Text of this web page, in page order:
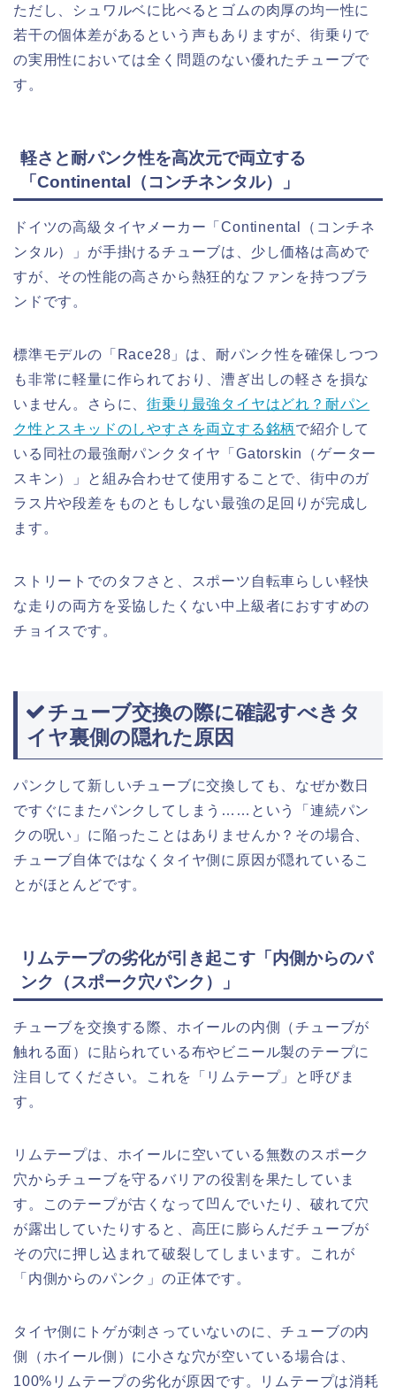
ただし、シュワルベに比べるとゴムの肉厚の均一性に
若干の個体差があるという声もありますが、街乗りで
の実用性においては全く問題のない優れたチューブで
す。
軽さと耐パンク性を高次元で両立する
「Continental（コンチネンタル）」
ドイツの高級タイヤメーカー「Continental（コンチネ
ンタル）」が手掛けるチューブは、少し価格は高めで
すが、その性能の高さから熱狂的なファンを持つブラ
ンドです。
標準モデルの「Race28」は、耐パンク性を確保しつつ
も非常に軽量に作られており、漕ぎ出しの軽さを損な
いません。さらに、街乗り最強タイヤはどれ？耐パン
ク性とスキッドのしやすさを両立する銘柄で紹介して
いる同社の最強耐パンクタイヤ「Gatorskin（ゲーター
スキン）」と組み合わせて使用することで、街中のガ
ラス片や段差をものともしない最強の足回りが完成し
ます。
ストリートでのタフさと、スポーツ自転車らしい軽快
な走りの両方を妥協したくない中上級者におすすめの
チョイスです。
チューブ交換の際に確認すべきタ
イヤ裏側の隠れた原因
パンクして新しいチューブに交換しても、なぜか数日
ですぐにまたパンクしてしまう……という「連続パン
クの呪い」に陥ったことはありませんか？その場合、
チューブ自体ではなくタイヤ側に原因が隠れているこ
とがほとんどです。
リムテープの劣化が引き起こす「内側からのパ
ンク（スポーク穴パンク）」
チューブを交換する際、ホイールの内側（チューブが
触れる面）に貼られている布やビニール製のテープに
注目してください。これを「リムテープ」と呼びま
す。
リムテープは、ホイールに空いている無数のスポーク
穴からチューブを守るバリアの役割を果たしていま
す。このテープが古くなって凹んでいたり、破れて穴
が露出していたりすると、高圧に膨らんだチューブが
その穴に押し込まれて破裂してしまいます。これが
「内側からのパンク」の正体です。
タイヤ側にトゲが刺さっていないのに、チューブの内
側（ホイール側）に小さな穴が空いている場合は、
100%リムテープの劣化が原因です。リムテープは消耗